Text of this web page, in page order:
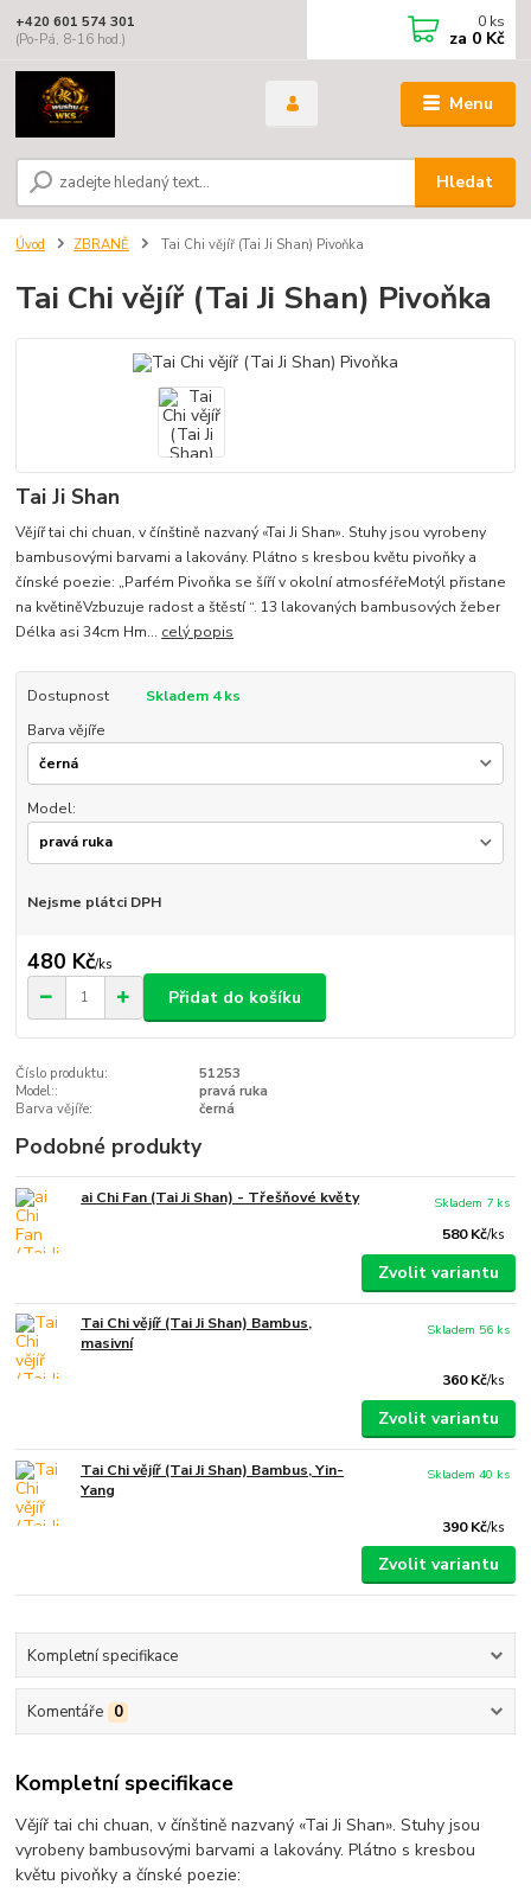
Menu
Hledat
+420 601 574 301
(Po-Pá, 8-16 hod.)
0 ks
za 0 Kč
Úvod ZBRANĚ Tai Chi vějíř (Tai Ji Shan) Pivoňka
Tai Chi vějíř (Tai Ji Shan) Pivoňka
Tai Ji Shan
Vějíř tai chi chuan, v čínštině nazvaný «Tai Ji Shan». Stuhy jsou vyrobeny
bambusovými barvami a lakovány. Plátno s kresbou květu pivoňky a
čínské poezie: „Parfém Pivoňka se šíří v okolní atmosféřeMotýl přistane
na květiněVzbuzuje radost a štěstí “. 13 lakovaných bambusových žeber
Délka asi 34cm Hm... celý popis
Dostupnost
Skladem 4 ks
Barva vějíře
Model:
Nejsme plátci DPH
480 Kč/ks
Přidat do košíku
Číslo produktu:
51253
Model::
pravá ruka
Barva vějíře:
černá
Podobné produkty
ai Chi Fan (Tai Ji Shan) - Třešňové květy
580 Kč/ks
Skladem 7 ks
Zvolit variantu
Tai Chi vějíř (Tai Ji Shan) Bambus,
masivní
360 Kč/ks
Skladem 56 ks
Zvolit variantu
Tai Chi vějíř (Tai Ji Shan) Bambus, Yin-
Yang
390 Kč/ks
Skladem 40 ks
Zvolit variantu
Kompletní specifikace
Komentáře 0
Kompletní specifikace
Vějíř tai chi chuan, v čínštině nazvaný «Tai Ji Shan». Stuhy jsou
vyrobeny bambusovými barvami a lakovány. Plátno s kresbou
květu pivoňky a čínské poezie: